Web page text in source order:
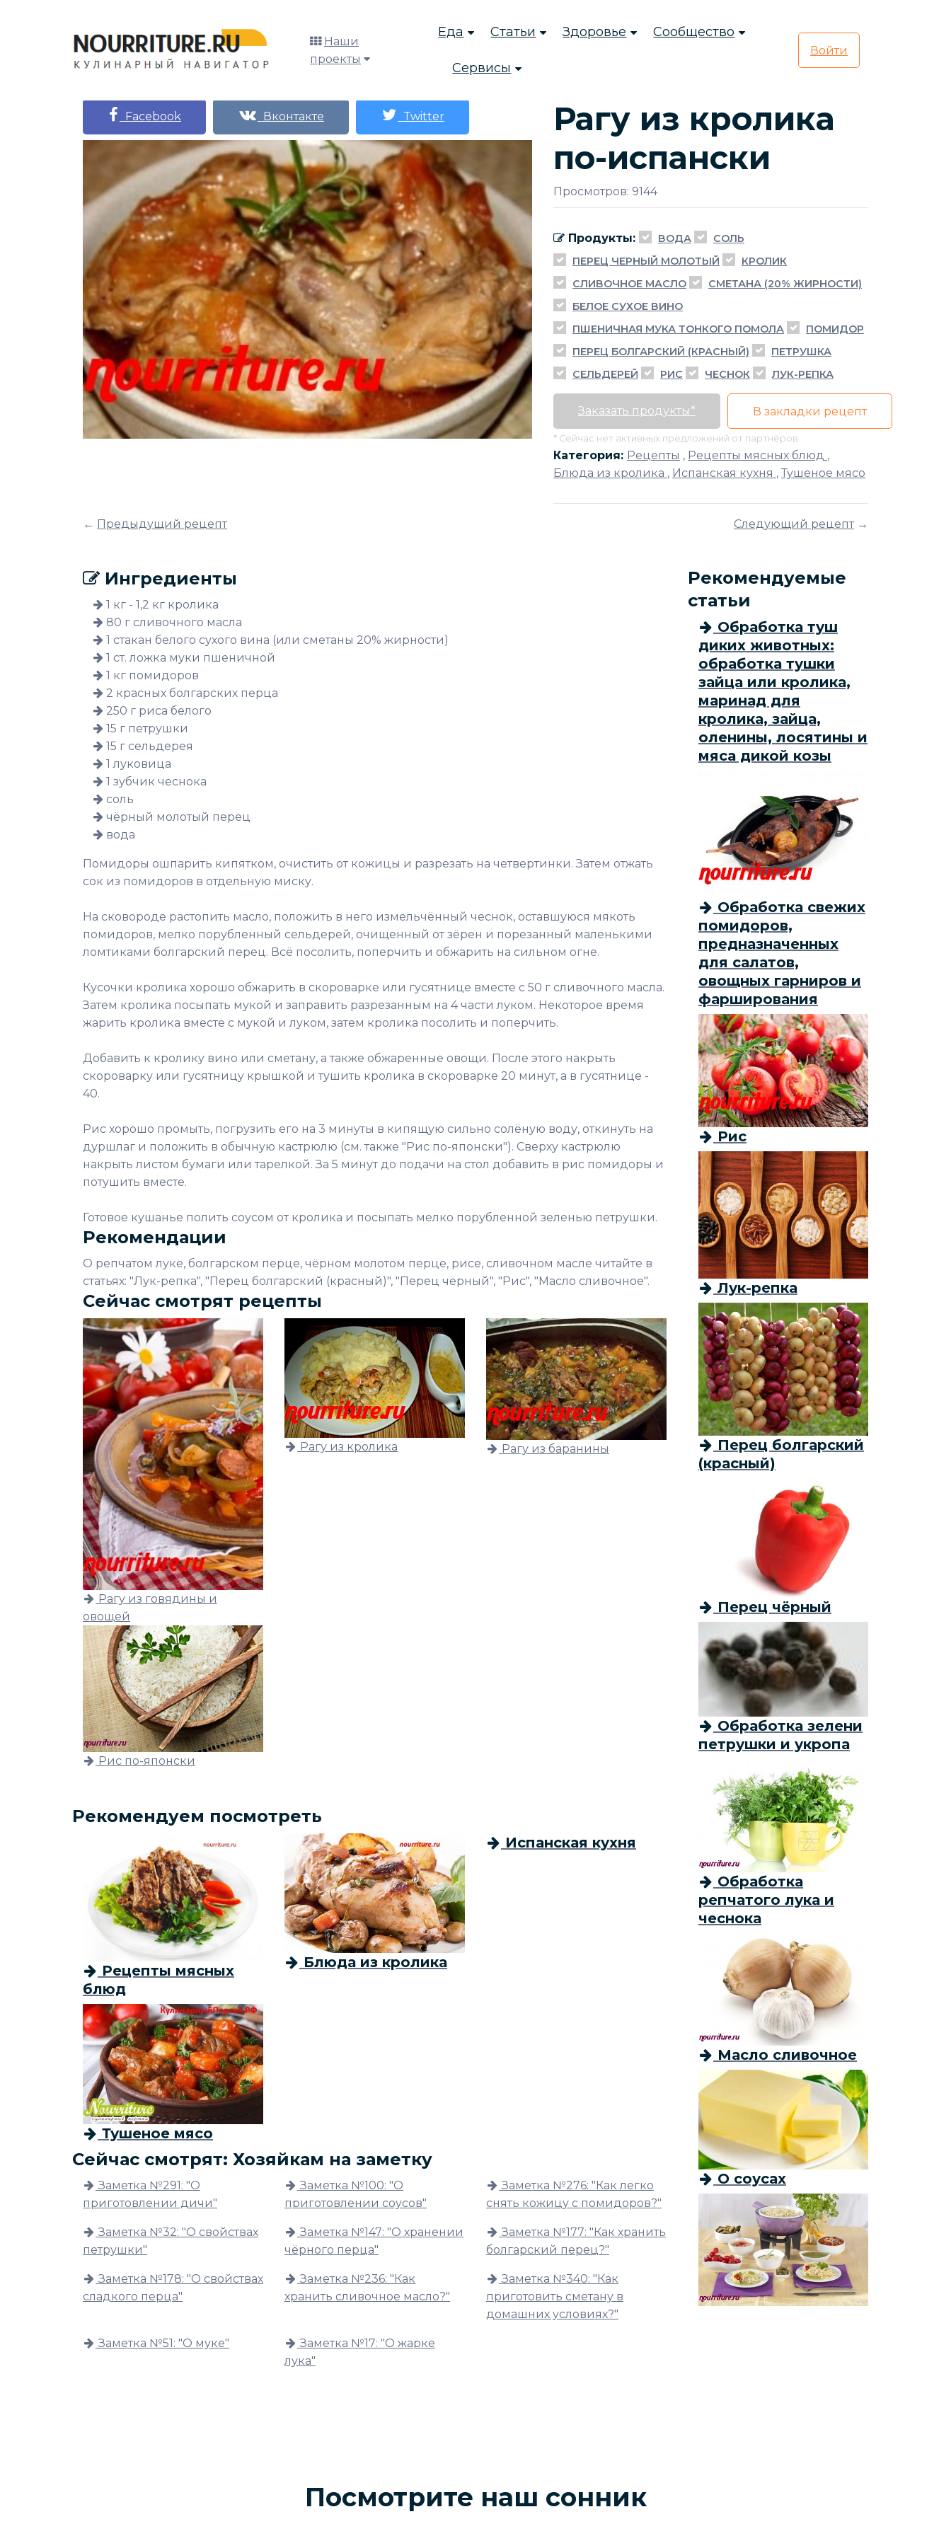
Наши
проекты
Еда Статьи Здоровье Сообщество
Сервисы
Войти
Facebook Вконтакте Twitter
Рагу из кролика
по-испански
Просмотров: 9144
Продукты: ВОДА
СОЛЬ
ПЕРЕЦ ЧЕРНЫЙ МОЛОТЫЙ
КРОЛИК
СЛИВОЧНОЕ МАСЛО
СМЕТАНА (20% ЖИРНОСТИ)
БЕЛОЕ СУХОЕ ВИНО
ПШЕНИЧНАЯ МУКА ТОНКОГО ПОМОЛА
ПОМИДОР
ПЕРЕЦ БОЛГАРСКИЙ (КРАСНЫЙ)
ПЕТРУШКА
СЕЛЬДЕРЕЙ
РИС ЧЕСНОК ЛУК-РЕПКА
Заказать продукты* В закладки рецепт
* Сейчас нет активных предложений от партнёров
Категория: Рецепты , Рецепты мясных блюд ,
Блюда из кролика , Испанская кухня , Тушеное мясо
← Предыдущий рецепт Следующий рецепт→
Ингредиенты
1 кг - 1,2 кг кролика
80 г сливочного масла
1 стакан белого сухого вина (или сметаны 20% жирности)
1 ст. ложка муки пшеничной
1 кг помидоров
2 красных болгарских перца
250 г риса белого
15 г петрушки
15 г сельдерея
1 луковица
1 зубчик чеснока
соль
чёрный молотый перец
вода
Помидоры ошпарить кипятком, очистить от кожицы и разрезать на четвертинки. Затем отжать
сок из помидоров в отдельную миску.
На сковороде растопить масло, положить в него измельчённый чеснок, оставшуюся мякоть
помидоров, мелко порубленный сельдерей, очищенный от зёрен и порезанный маленькими
ломтиками болгарский перец. Всё посолить, поперчить и обжарить на сильном огне.
Кусочки кролика хорошо обжарить в скороварке или гусятнице вместе с 50 г сливочного масла.
Затем кролика посыпать мукой и заправить разрезанным на 4 части луком. Некоторое время
жарить кролика вместе с мукой и луком, затем кролика посолить и поперчить.
Добавить к кролику вино или сметану, а также обжаренные овощи. После этого накрыть
скороварку или гусятницу крышкой и тушить кролика в скороварке 20 минут, а в гусятнице -
40.
Рис хорошо промыть, погрузить его на 3 минуты в кипящую сильно солёную воду, откинуть на
дуршлаг и положить в обычную кастрюлю (см. также "Рис по-японски"). Сверху кастрюлю
накрыть листом бумаги или тарелкой. За 5 минут до подачи на стол добавить в рис помидоры и
потушить вместе.
Готовое кушанье полить соусом от кролика и посыпать мелко порубленной зеленью петрушки.
Рекомендации
О репчатом луке, болгарском перце, чёрном молотом перце, рисе, сливочном масле читайте в
статьях: "Лук-репка", "Перец болгарский (красный)", "Перец чёрный", "Рис", "Масло сливочное".
Сейчас смотрят рецепты
Рагу из говядины и
овощей
Рагу из кролика Рагу из баранины
Рис по-японски
Рекомендуем посмотреть
Рецепты мясных
блюд
Блюда из кролика
Испанская кухня
Тушеное мясо
Сейчас смотрят: Хозяйкам на заметку
Заметка №291: "О
приготовлении дичи"
Заметка №100: "О
приготовлении соусов"
Заметка №276: "Как легко
снять кожицу с помидоров?"
Заметка №32: "О свойствах
петрушки"
Заметка №147: "О хранении
чёрного перца"
Заметка №177: "Как хранить
болгарский перец?"
Заметка №178: "О свойствах
сладкого перца"
Заметка №236: "Как
хранить сливочное масло?"
Заметка №340: "Как
приготовить сметану в
домашних условиях?"
Заметка №51: "О муке"
Заметка №17: "О жарке
лука"
Рекомендуемые
статьи
Обработка туш
диких животных:
обработка тушки
зайца или кролика,
маринад для
кролика, зайца,
оленины, лосятины и
мяса дикой козы
Обработка свежих
помидоров,
предназначенных
для салатов,
овощных гарниров и
фарширования
Рис
Лук-репка
Перец болгарский
(красный)
Перец чёрный
Обработка зелени
петрушки и укропа
Обработка
репчатого лука и
чеснока
Масло сливочное
О соусах
Посмотрите наш сонник